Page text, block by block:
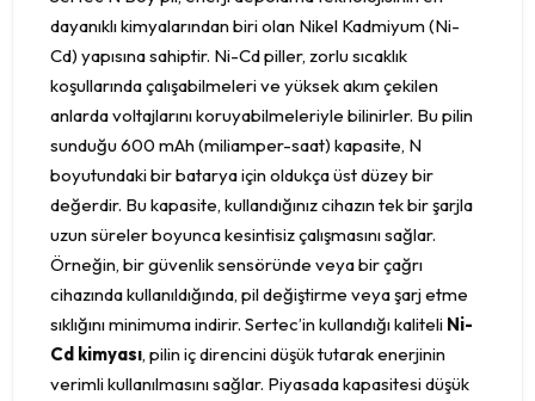
dayanıklı kimyalarından biri olan Nikel Kadmiyum (Ni-
Cd) yapısına sahiptir. Ni-Cd piller, zorlu sıcaklık
koşullarında çalışabilmeleri ve yüksek akım çekilen
anlarda voltajlarını koruyabilmeleriyle bilinirler. Bu pilin
sunduğu 600 mAh (miliamper-saat) kapasite, N
boyutundaki bir batarya için oldukça üst düzey bir
değerdir. Bu kapasite, kullandığınız cihazın tek bir şarjla
uzun süreler boyunca kesintisiz çalışmasını sağlar.
Örneğin, bir güvenlik sensöründe veya bir çağrı
cihazında kullanıldığında, pil değiştirme veya şarj etme
sıklığını minimuma indirir. Sertec’in kullandığı kaliteli Ni-
Cd kimyası, pilin iç direncini düşük tutarak enerjinin
verimli kullanılmasını sağlar. Piyasada kapasitesi düşük